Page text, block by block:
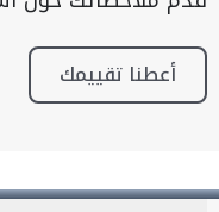
أعطنا تقييمك